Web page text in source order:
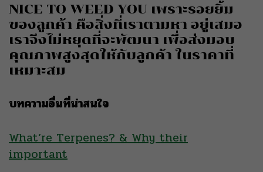
NICE TO WEED YOU เพราะรอยยิ้ม
ของลูกค้า คือสิ่งที่เราตามหา อยู่เสมอ
เราจึงไม่หยุดที่จะพัฒนา เพื่อส่งมอบ
คุณภาพสูงสุดให้กับลูกค้า ในราคาที่
เหมาะสม
บทความอื่นที่น่าสนใจ
What’re Terpenes? & Why their
important